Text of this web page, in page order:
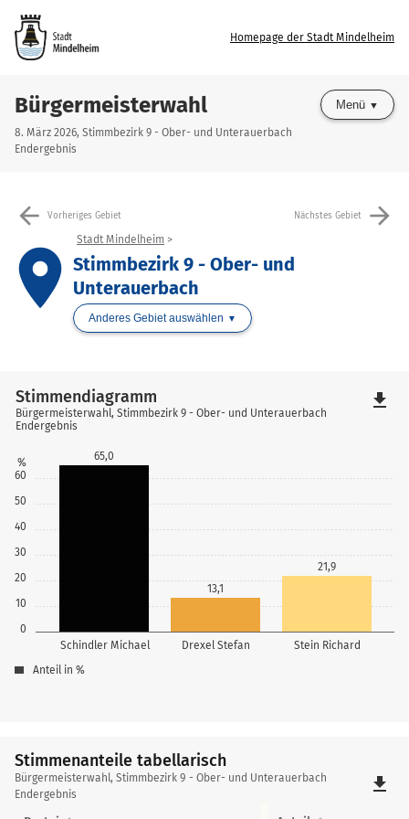
Homepage der Stadt Mindelheim
Bürgermeisterwahl
8. März 2026, Stimmbezirk 9 - Ober- und Unterauerbach
Endergebnis
Menü
arrow_back Vorheriges Gebiet Nächstes Gebiet arrow_forward
place
Stadt Mindelheim
Stimmbezirk 9 - Ober- und
Unterauerbach
Anderes Gebiet auswählen
0
10
20
30
40
50
60
%
Schindler Michael Drexel Stefan Stein Richard
65,0
13,1
21,9
Stimmendiagramm
Bürgermeisterwahl, Stimmbezirk 9 - Ober- und Unterauerbach
Endergebnis
Anteil in %
file_download
Stimmenanteile tabellarisch
Stimmenanteile
tabellarisch
Bürgermeisterwahl, Stimmbezirk 9 - Ober- und Unterauerbach
Endergebnis
file_download